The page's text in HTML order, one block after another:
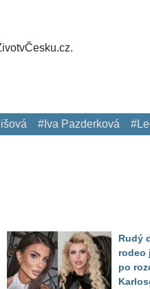
#Iva Pazderková
Rudý
rodeo
po